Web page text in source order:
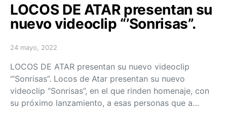
LOCOS DE ATAR presentan su
nuevo videoclip “’Sonrisas”.
Posted on
24 mayo, 2022
LOCOS DE ATAR presentan su nuevo videoclip
“’Sonrisas”. Locos de Atar presentan su nuevo
videoclip “Sonrisas”, en el que rinden homenaje, con
su próximo lanzamiento, a esas personas que a…